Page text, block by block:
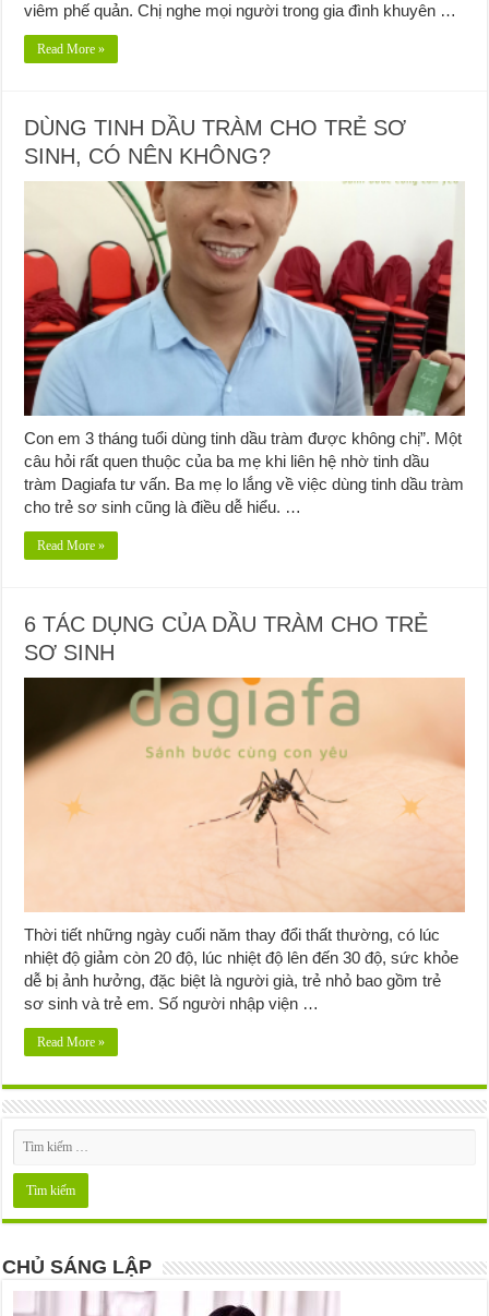
viêm phế quản. Chị nghe mọi người trong gia đình khuyên …
Read More »
DÙNG TINH DẦU TRÀM CHO TRẺ SƠ
SINH, CÓ NÊN KHÔNG?
Con em 3 tháng tuổi dùng tinh dầu tràm được không chị”. Một
câu hỏi rất quen thuộc của ba mẹ khi liên hệ nhờ tinh dầu
tràm Dagiafa tư vấn. Ba mẹ lo lắng về việc dùng tinh dầu tràm
cho trẻ sơ sinh cũng là điều dễ hiểu. …
Read More »
6 TÁC DỤNG CỦA DẦU TRÀM CHO TRẺ
SƠ SINH
Thời tiết những ngày cuối năm thay đổi thất thường, có lúc
nhiệt độ giảm còn 20 độ, lúc nhiệt độ lên đến 30 độ, sức khỏe
dễ bị ảnh hưởng, đặc biệt là người già, trẻ nhỏ bao gồm trẻ
sơ sinh và trẻ em. Số người nhập viện …
Read More »
CHỦ SÁNG LẬP